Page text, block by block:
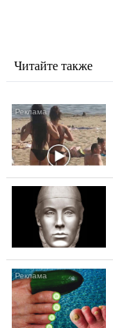
Читайте также